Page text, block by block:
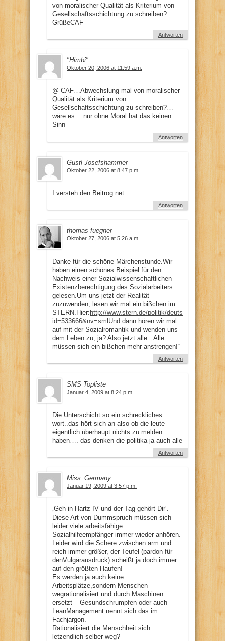
von moralischer Qualität als Kriterium von
Gesellschaftsschichtung zu schreiben?
GrüßeCAF
Antworten
"Himbi"
Oktober 20, 2006 at 11:59 a.m.
@ CAF…Abwechslung mal von moralischer
Qualität als Kriterium von
Gesellschaftsschichtung zu schreiben?…
wäre es….nur ohne Moral hat das keinen
Sinn
Antworten
Gustl Josefshammer
Oktober 22, 2006 at 8:47 p.m.
I versteh den Beitrog net
Antworten
thomas fuegner
Oktober 27, 2006 at 5:26 a.m.
Danke für die schöne Märchenstunde.Wir
haben einen schönes Beispiel für den
Nachweis einer Sozialwissenschaftlichen
Existenzberechtigung des Sozialarbeiters
gelesen.Um uns jetzt der Realität
zuzuwenden, lesen wir mal ein bißchen im
STERN.Hier:http://www.stern.de/politik/deutschland/
id=533666&nv=smlUnd dann hören wir mal
auf mit der Sozialromantik und wenden uns
dem Leben zu, ja? Also jetzt alle: „Alle
müssen sich ein bißchen mehr anstrengen!“
Antworten
SMS Topliste
Januar 4, 2009 at 8:24 p.m.
Die Unterschicht so ein schreckliches
wort..das hört sich an also ob die leute
eigentlich überhaupt nichts zu melden
haben…. das denken die politika ja auch alle
Antworten
Miss_Germany
Januar 19, 2009 at 3:57 p.m.
‚Geh in Hartz IV und der Tag gehört Dir‘.
Diese Art von Dummspruch müssen sich
leider viele arbeitsfähige
Sozialhilfeempfänger immer wieder anhören.
Leider wird die Schere zwischen arm und
reich immer größer, der Teufel (pardon für
denVulgärausdruck) scheißt ja doch immer
auf den größten Haufen!
Es werden ja auch keine
Arbeitsplätze,sondern Menschen
wegrationalisiert und durch Maschinen
ersetzt – Gesundschrumpfen oder auch
LeanManagement nennt sich das im
Fachjargon.
Rationalisiert die Menschheit sich
letzendlich selber weg?